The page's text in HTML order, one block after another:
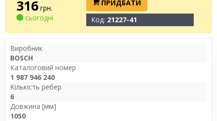
316 грн.
сьогодні
ПРИДБАТИ
Код: 21227-41
Виробник
BOSCH
Каталоговий номер
1 987 946 240
Кількість ребер
6
Довжина [мм]
1050